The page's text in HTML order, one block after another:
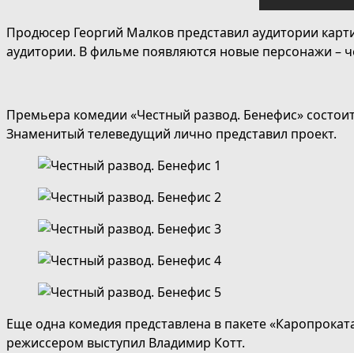
Продюсер Георгий Малков представил аудитории
аудитории. В фильме появляются новые персонажи –
Премьера комедии «Честный развод. Бенефис»
Знаменитый телеведущий лично представил проект.
Еще одна комедия представлена в пакете
режиссером выступил Владимир Котт.